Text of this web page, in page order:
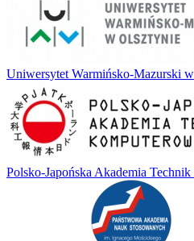
Uniwersytet Warmińsko-Mazurski
Polsko-Japońska Akademia